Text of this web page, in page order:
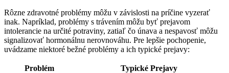
Rôzne zdravotné problémy môžu v závislosti na príčine vyzerať
inak. Napríklad, problémy ⁣s trávením môžu byť‍ prejavom
intolerancie na určité potraviny, ​zatiaľ ⁢čo únava a nespavosť môžu
signalizovať hormonálnu nerovnováhu. Pre lepšie pochopenie,
uvádzame niektoré bežné problémy a ich typické prejavy:
Problém
Typické Prejavy